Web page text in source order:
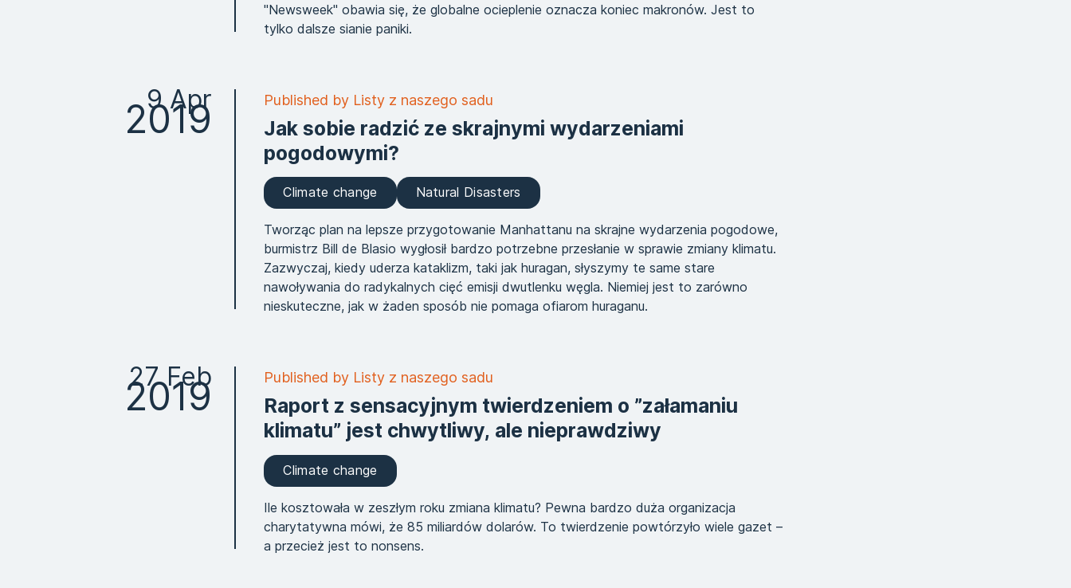
"Newsweek" obawia się, że globalne ocieplenie oznacza koniec makronów. Jest to
tylko dalsze sianie paniki.
9 Apr
2019
Jak sobie radzić ze skrajnymi wydarzeniami
pogodowymi?
Published by Listy z naszego sadu
Climate change Natural Disasters
Tworząc plan na lepsze przygotowanie Manhattanu na skrajne wydarzenia pogodowe,
burmistrz Bill de Blasio wygłosił bardzo potrzebne przesłanie w sprawie zmiany klimatu.
Zazwyczaj, kiedy uderza kataklizm, taki jak huragan, słyszymy te same stare
nawoływania do radykalnych cięć emisji dwutlenku węgla. Niemiej jest to zarówno
nieskuteczne, jak w żaden sposób nie pomaga ofiarom huraganu.
27 Feb
2019
Raport z sensacyjnym twierdzeniem o ”załamaniu
klimatu” jest chwytliwy, ale nieprawdziwy
Published by Listy z naszego sadu
Climate change
Ile kosztowała w zeszłym roku zmiana klimatu? Pewna bardzo duża organizacja
charytatywna mówi, że 85 miliardów dolarów. To twierdzenie powtórzyło wiele gazet –
a przecież jest to nonsens.